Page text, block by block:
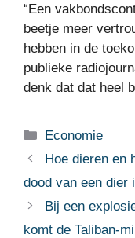
“Een
beetje meer
hebben in de
publieke
denk dat dat heel
Categorieën
Economie
Hoe dieren en
dood van een dier
Bij een
komt de Taliban-